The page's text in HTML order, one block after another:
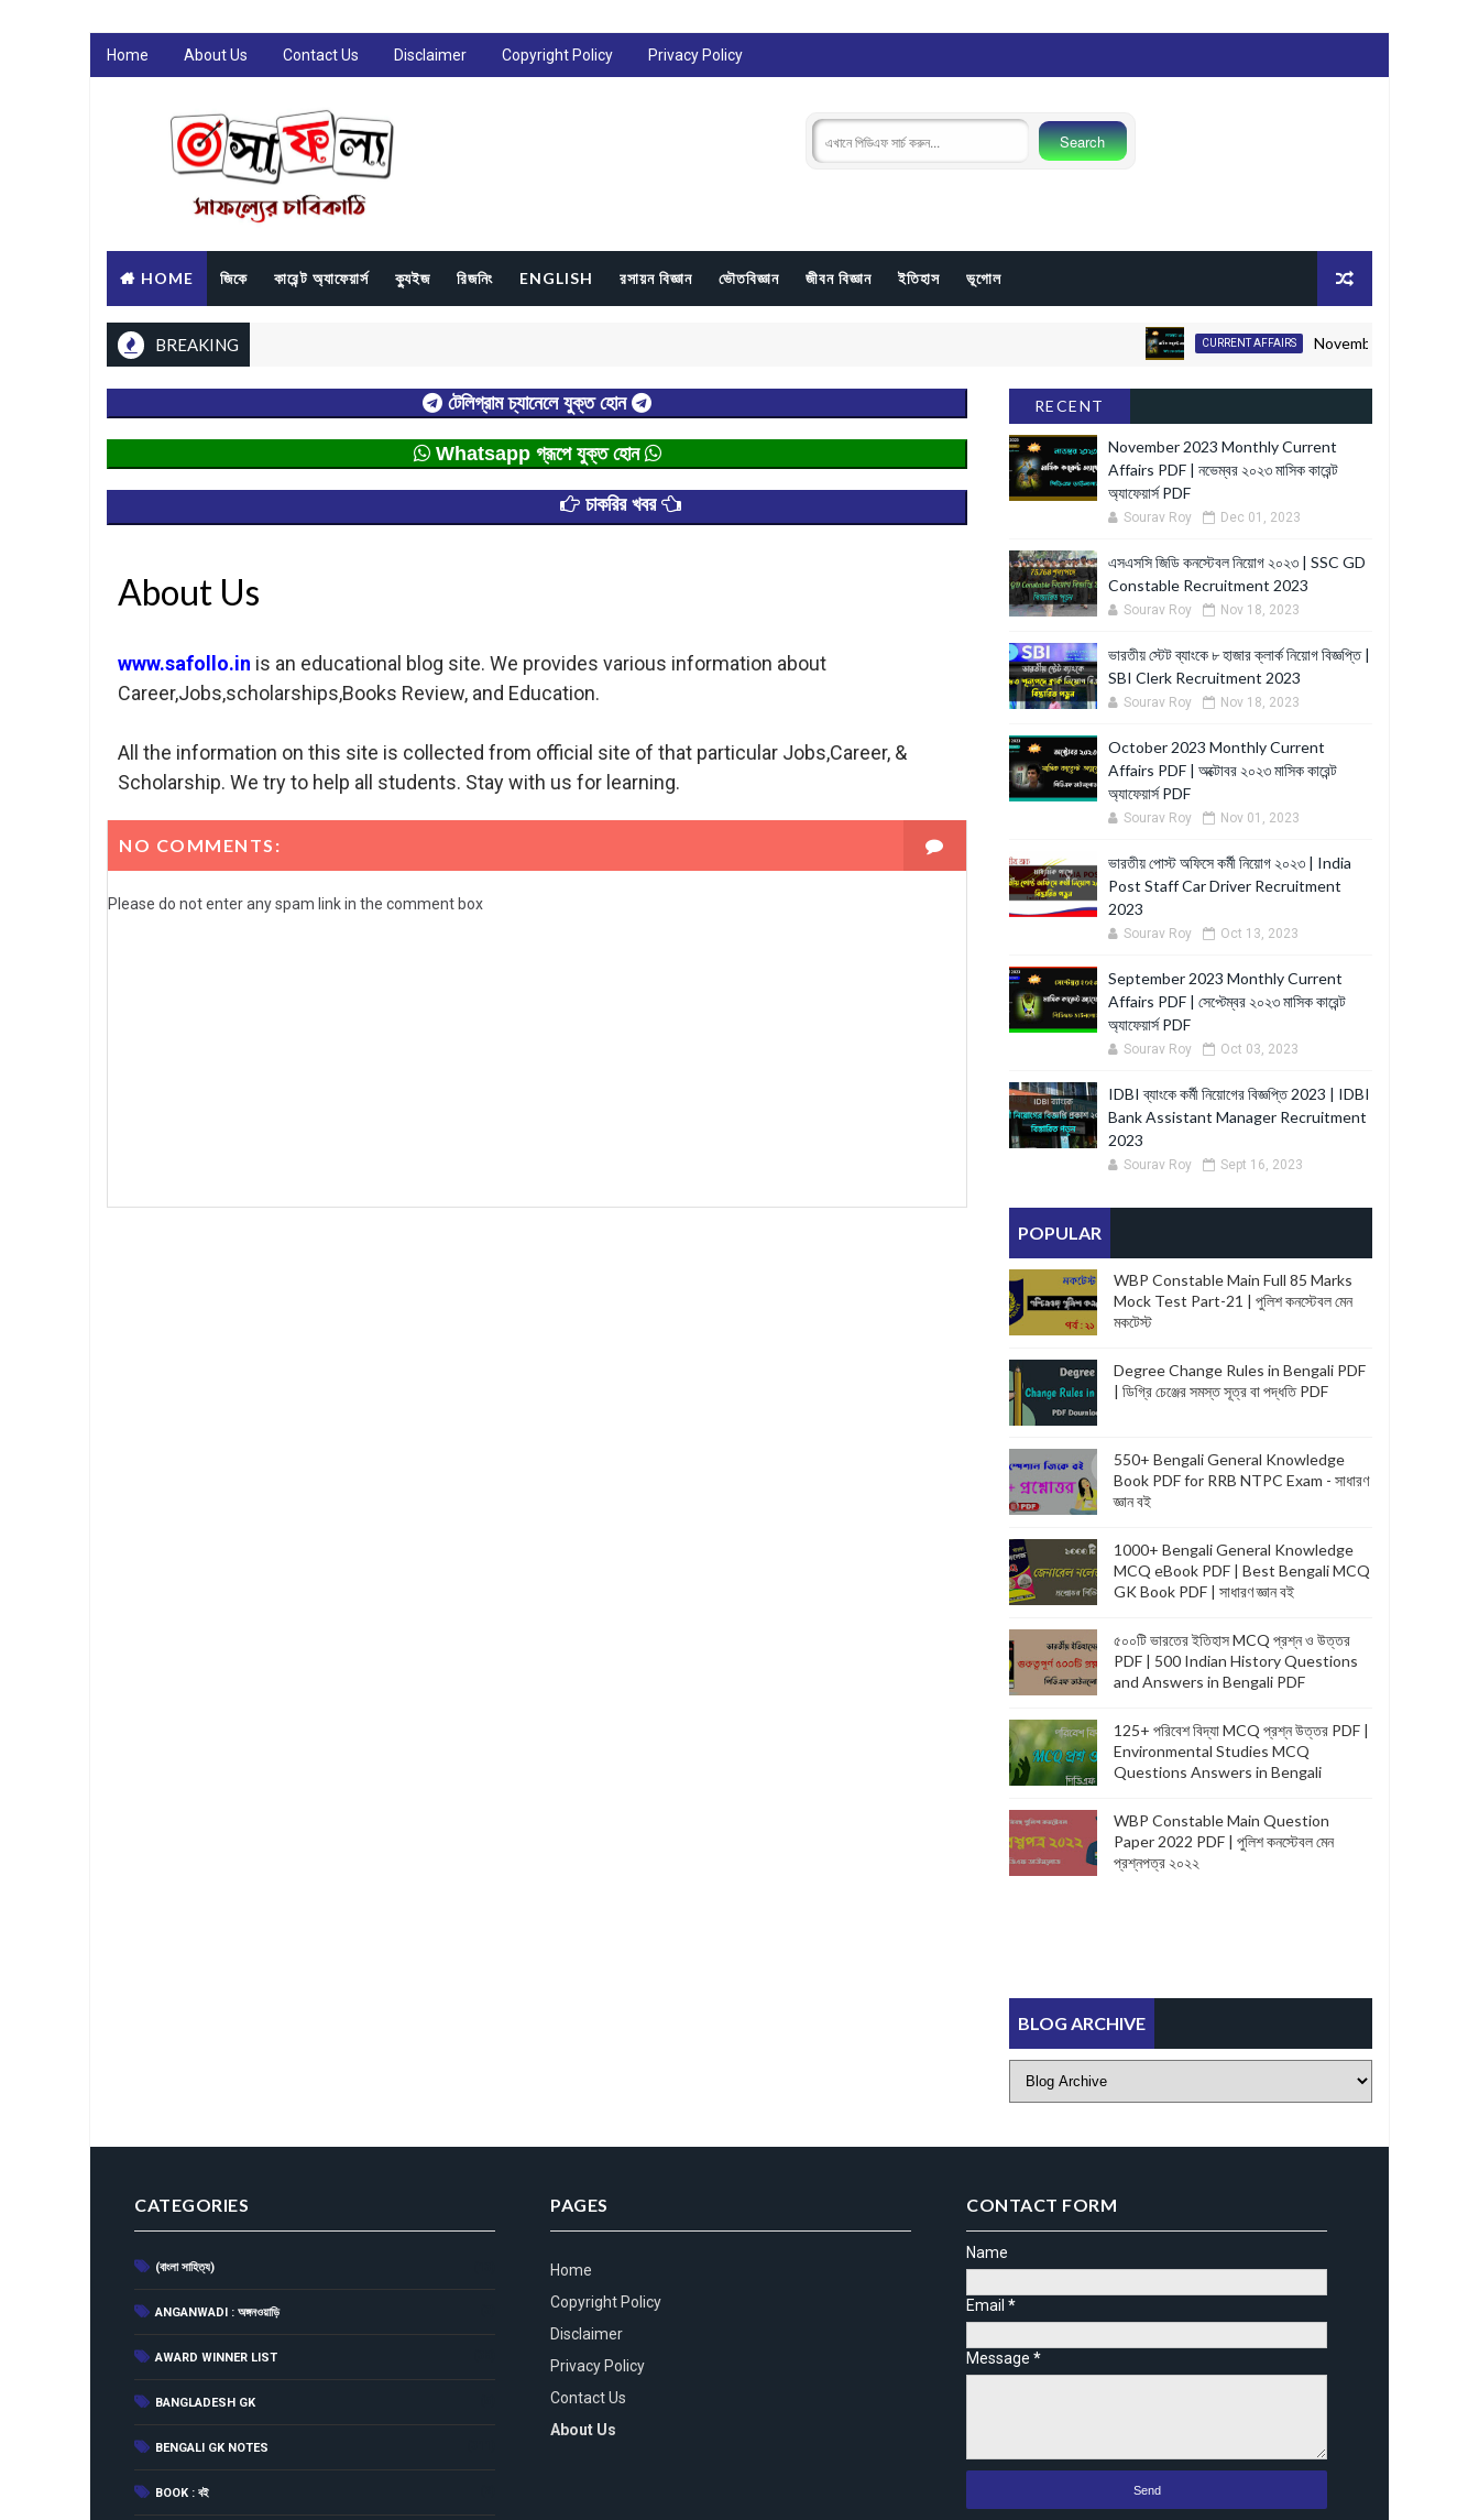
Home About Us Contact Us Disclaimer Copyright Policy Privacy Policy
HOME জিকে কারেন্ট অ্যাফেয়ার্স ক্যুইজ রিজনিং ENGLISH রসায়ন বিজ্ঞান ভৌতবিজ্ঞান জীবন বিজ্ঞান ইতিহাস ভূগোল
BREAKING CURRENT AFFAIRS November 2023 Monthly Current
টেলিগ্রাম চ্যানেলে যুক্ত হোন
Whatsapp গ্রূপে যুক্ত হোন
চাকরির খবর
About Us
www.safollo.in is an educational blog site. We provides various information about
Career,Jobs,scholarships,Books Review, and Education.
All the information on this site is collected from official site of that particular Jobs,Career, &
Scholarship. We try to help all students. Stay with us for learning.
NO COMMENTS:
Please do not enter any spam link in the comment box
RECENT
November 2023 Monthly Current
Affairs PDF | নভেম্বর ২০২৩ মাসিক কারেন্ট
অ্যাফেয়ার্স PDF
Sourav Roy Dec 01, 2023
এসএসসি জিডি কনস্টেবল নিয়োগ ২০২৩ | SSC GD
Constable Recruitment 2023
Sourav Roy Nov 18, 2023
ভারতীয় স্টেট ব্যাংকে ৮ হাজার ক্লার্ক নিয়োগ বিজ্ঞপ্তি |
SBI Clerk Recruitment 2023
Sourav Roy Nov 18, 2023
October 2023 Monthly Current
Affairs PDF | অক্টোবর ২০২৩ মাসিক কারেন্ট
অ্যাফেয়ার্স PDF
Sourav Roy Nov 01, 2023
ভারতীয় পোস্ট অফিসে কর্মী নিয়োগ ২০২৩ | India
Post Staff Car Driver Recruitment
2023
Sourav Roy Oct 13, 2023
September 2023 Monthly Current
Affairs PDF | সেপ্টেম্বর ২০২৩ মাসিক কারেন্ট
অ্যাফেয়ার্স PDF
Sourav Roy Oct 03, 2023
IDBI ব্যাংকে কর্মী নিয়োগের বিজ্ঞপ্তি 2023 | IDBI
Bank Assistant Manager Recruitment
2023
Sourav Roy Sept 16, 2023
POPULAR
WBP Constable Main Full 85 Marks
Mock Test Part-21 | পুলিশ কনস্টেবল মেন
মকটেস্ট
Degree Change Rules in Bengali PDF
| ডিগ্রি চেঞ্জের সমস্ত সূত্র বা পদ্ধতি PDF
550+ Bengali General Knowledge
Book PDF for RRB NTPC Exam - সাধারণ
জ্ঞান বই
1000+ Bengali General Knowledge
MCQ eBook PDF | Best Bengali MCQ
GK Book PDF | সাধারণ জ্ঞান বই
৫০০টি ভারতের ইতিহাস MCQ প্রশ্ন ও উত্তর
PDF | 500 Indian History Questions
and Answers in Bengali PDF
125+ পরিবেশ বিদ্যা MCQ প্রশ্ন উত্তর PDF |
Environmental Studies MCQ
Questions Answers in Bengali
WBP Constable Main Question
Paper 2022 PDF | পুলিশ কনস্টেবল মেন
প্রশ্নপত্র ২০২২
BLOG ARCHIVE
CATEGORIES
(বাংলা সাহিত্য)
ANGANWADI : অঙ্গনওয়াড়ি
AWARD WINNER LIST
BANGLADESH GK
BENGALI GK NOTES
BOOK : বই
PAGES
Home
Copyright Policy
Disclaimer
Privacy Policy
Contact Us
About Us
CONTACT FORM
Name
Email *
Message *